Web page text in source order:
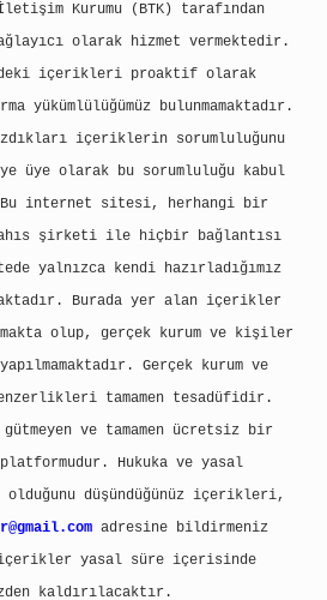
Kurumu (BTK) tarafından
olarak hizmet vermektedir.
içerikleri proaktif olarak
yükümlülüğümüz bulunmamaktadır.
içeriklerin sorumluluğunu
üye olarak bu sorumluluğu kabul
internet sitesi, herhangi bir
şirketi ile hiçbir bağlantısı
yalnızca kendi hazırladığımız
Burada yer alan içerikler
olup, gerçek kurum ve kişiler
Gerçek kurum ve
tamamen tesadüfidir.
ve tamamen ücretsiz bir
Hukuka ve yasal
olduğunu düşündüğünüz içerikleri,
adresine bildirmeniz
yasal süre içerisinde
kaldırılacaktır.